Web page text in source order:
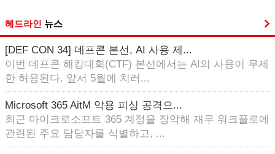
헤드라인 뉴스
[DEF CON 34] 데프콘 본선, AI 사용 제...
이번 데프콘 해킹대회(CTF) 본선에서는 AI의 사용이 무제
한 허용된다. 앞서 5월에 치러...
Microsoft 365 AitM 악용 피싱 공격으...
최근 마이크로소프트 365 계정을 장악해 재무 워크플로에
관련된 주요 담당자를 식별하고, ...